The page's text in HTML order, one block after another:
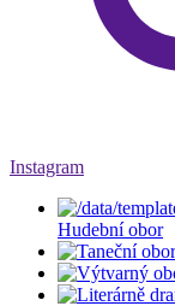
Instagram
Hudební obor